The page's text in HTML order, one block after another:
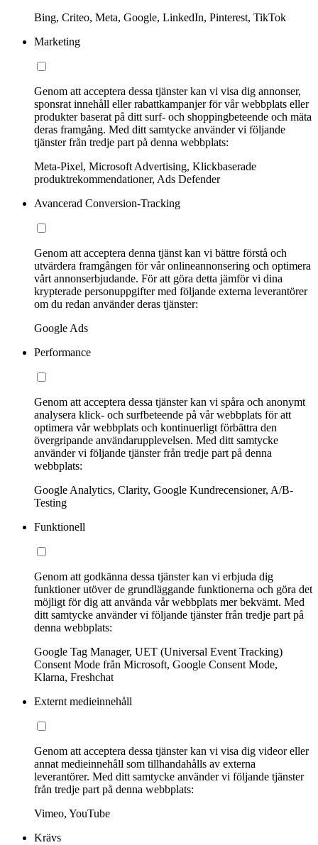
Bing, Criteo, Meta, Google, LinkedIn, Pinterest, TikTok
Marketing
Genom att acceptera dessa tjänster kan vi visa dig annonser,
sponsrat innehåll eller rabattkampanjer för vår webbplats eller
produkter baserat på ditt surf- och shoppingbeteende och mäta
deras framgång. Med ditt samtycke använder vi följande
tjänster från tredje part på denna webbplats:
Meta-Pixel, Microsoft Advertising, Klickbaserade
produktrekommendationer, Ads Defender
Avancerad Conversion-Tracking
Genom att acceptera denna tjänst kan vi bättre förstå och
utvärdera framgången för vår onlineannonsering och optimera
vårt annonserbjudande. För att göra detta jämför vi dina
krypterade personuppgifter med följande externa leverantörer
om du redan använder deras tjänster:
Google Ads
Performance
Genom att acceptera dessa tjänster kan vi spåra och anonymt
analysera klick- och surfbeteende på vår webbplats för att
optimera vår webbplats och kontinuerligt förbättra den
övergripande användarupplevelsen. Med ditt samtycke
använder vi följande tjänster från tredje part på denna
webbplats:
Google Analytics, Clarity, Google Kundrecensioner, A/B-
Testing
Funktionell
Genom att godkänna dessa tjänster kan vi erbjuda dig
funktioner utöver de grundläggande funktionerna och göra det
möjligt för dig att använda vår webbplats mer bekvämt. Med
ditt samtycke använder vi följande tjänster från tredje part på
denna webbplats:
Google Tag Manager, UET (Universal Event Tracking)
Consent Mode från Microsoft, Google Consent Mode,
Klarna, Freshchat
Externt medieinnehåll
Genom att acceptera dessa tjänster kan vi visa dig videor eller
annat medieinnehåll som tillhandahålls av externa
leverantörer. Med ditt samtycke använder vi följande tjänster
från tredje part på denna webbplats:
Vimeo, YouTube
Krävs